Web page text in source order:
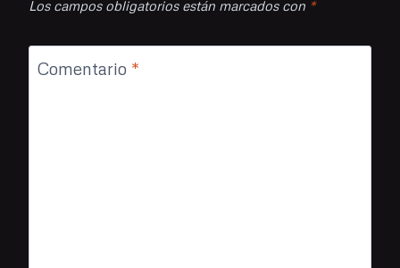
Los campos obligatorios están marcados con *
Comentario *